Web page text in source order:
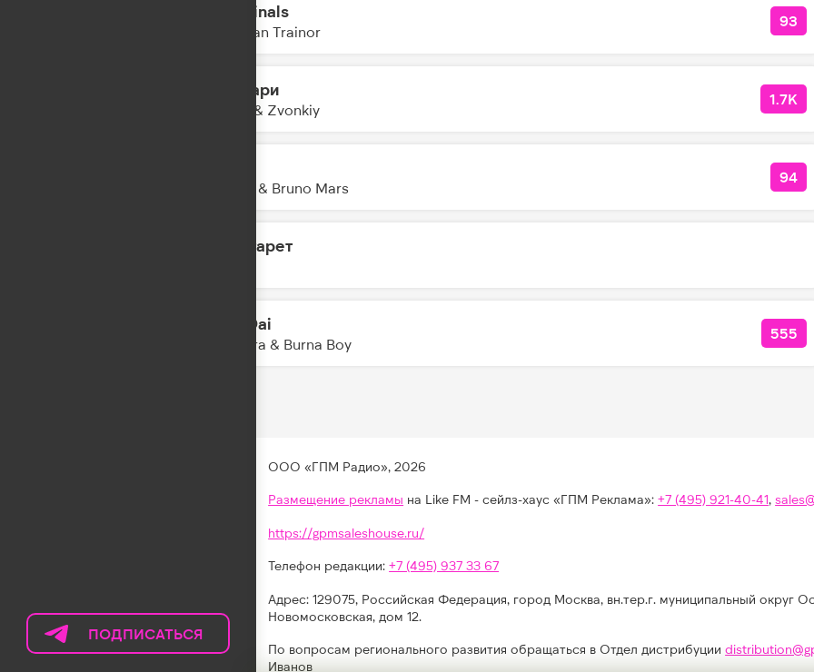
ПОДПИСАТЬСЯ
НА
Criminals
Meghan Trainor
93
Фонари
Асия & Zvonkiy
1.7K
ROSE & Bruno Mars
94
Маргарет
Dai Dai
Shakira & Burna Boy
555
ООО «ГПМ Радио», 2026
Размещение рекламы на Like FM - сейлз-хаус «ГПМ Реклама»:+7 (495) 921-40-41,
https://gpmsaleshouse.ru/
Телефон редакции:+7 (495) 937 33 67
Адрес: 129075, Российская Федерация, город Москва, вн.тер.г. муниципальный округ
Новомосковская, дом 12.
По вопросам регионального развития обращаться в Отдел дистрибуции
Иванов